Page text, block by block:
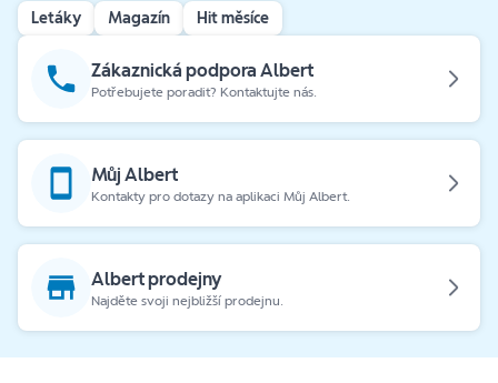
Letáky Magazín Hit měsíce
Zákaznická podpora Albert
Potřebujete poradit? Kontaktujte nás.
Můj Albert
Kontakty pro dotazy na aplikaci Můj Albert.
Albert prodejny
Najděte svoji nejbližší prodejnu.